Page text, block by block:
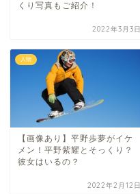
くり写真もご紹介！
2022年3月3日
人物
【画像あり】平野歩夢がイケ
メン！平野紫耀とそっくり？
彼女はいるの？
2022年2月12日